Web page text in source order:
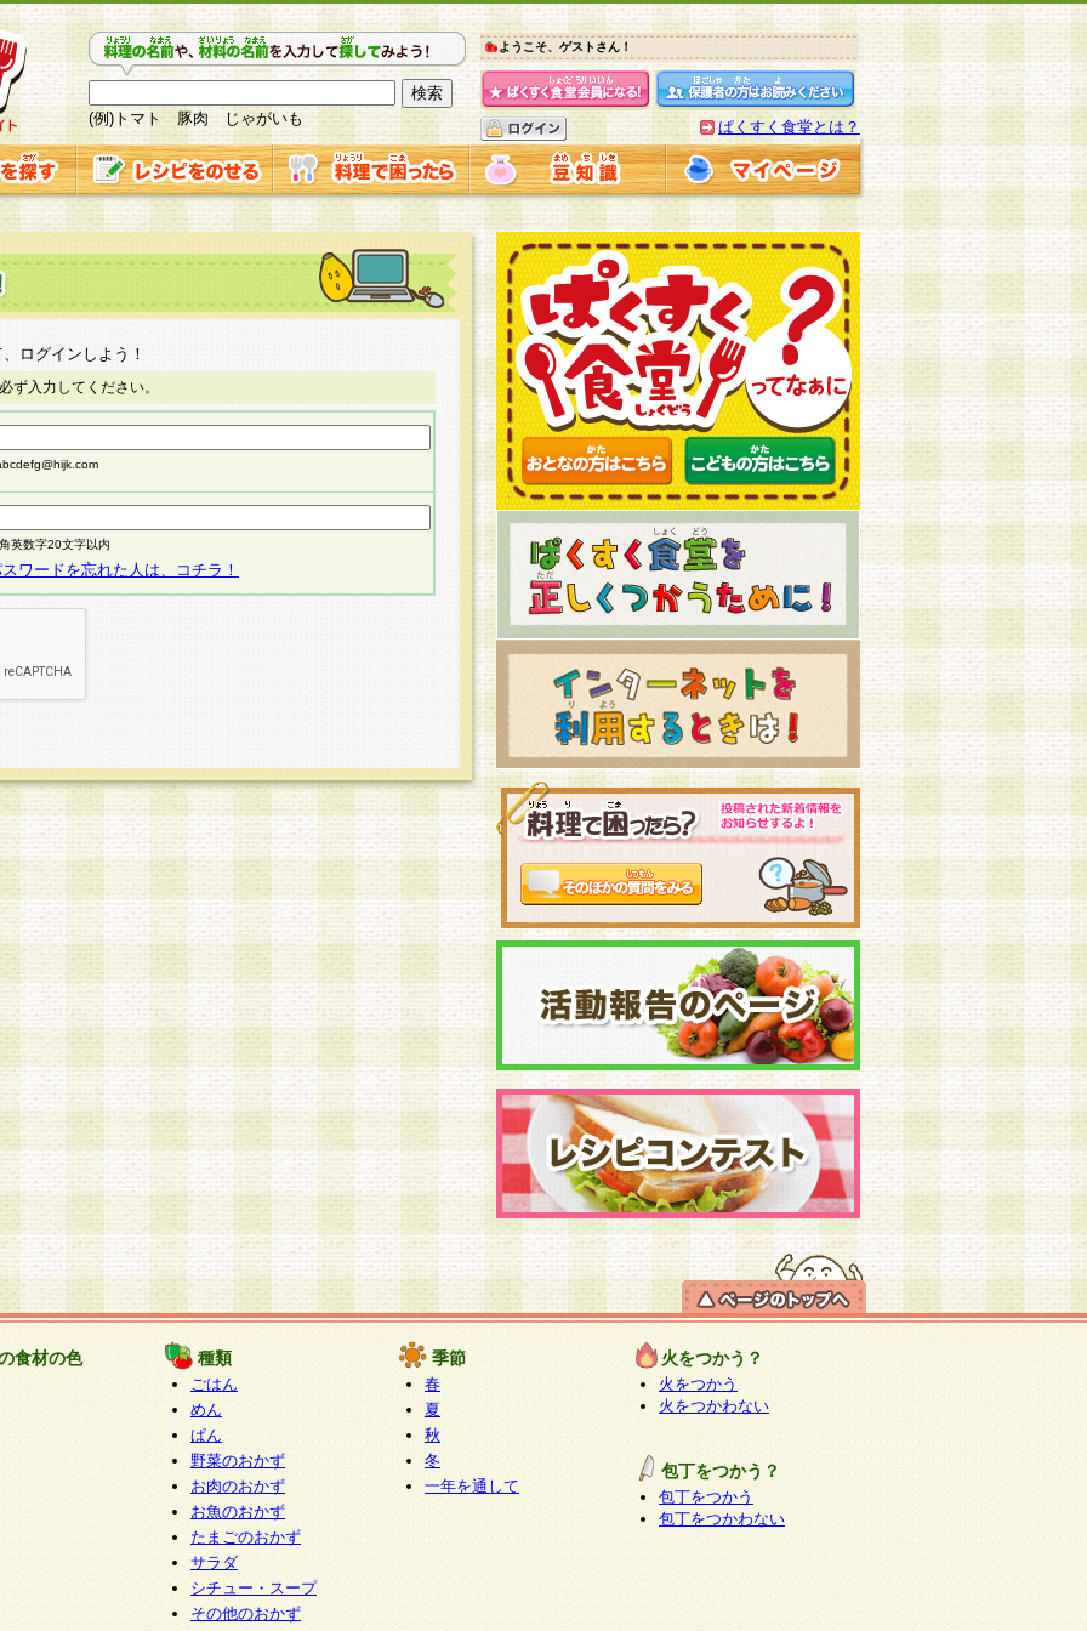
(例)トマト 豚肉 じゃがいも
ようこそ、ゲストさん！
ぱくすく食堂とは？
ログインしよう！
ず入力してください。
英数字20文字以内
ワードを忘れた人は、コチラ！
食材の色 種類
ごはん
めん
ぱん
野菜のおかず
お肉のおかず
お魚のおかず
たまごのおかず
サラダ
シチュー・スープ
その他のおかず
季節
春
夏
秋
冬
一年を通して
火をつかう？
火をつかう
火をつかわない
包丁をつかう？
包丁をつかう
包丁をつかわない